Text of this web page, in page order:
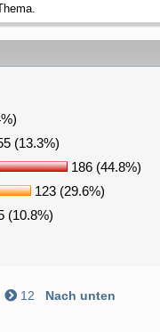
(13.3%)
186 (44.8%)
123 (29.6%)
(10.8%)
12 Nach unten